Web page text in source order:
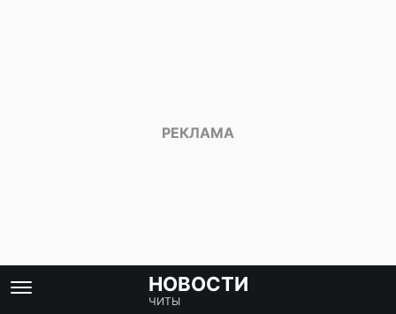
НОВОСТИ
ЧИТЫ